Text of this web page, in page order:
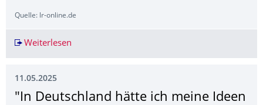
Quelle: lr-online.de
Weiterlesen
11.05.2025
"In Deutschland hätte ich meine Ideen